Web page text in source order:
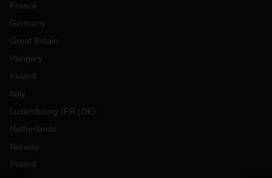
France
Germany
Great Britain
Hungary
Ireland
Italy
Luxembourg (FR DE)
Netherlands
Norway
Poland